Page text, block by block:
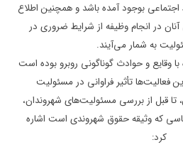
اجتماعی بوجود آمده باشد و همچنین اطلاع
آنان در انجام وظیفه از شرایط ضروری در
به شمار می‌آیند.
وقایع و حوادث گوناگونی روبرو بوده است
فعالیت‌ها تأثیر فراوانی در مسئولیت
قبل از بررسی مسئولیت‌های شهروندان،
که وثیقه حقوق شهروندی است اشاره
کرد: